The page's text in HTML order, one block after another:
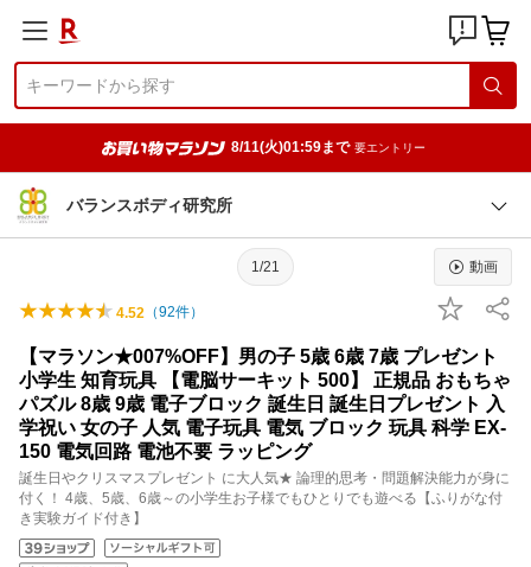
8/11(火)01:59まで 要エントリー
バランスボディ研究所
1/21 動画
4.52 （92件）
【マラソン★007%OFF】男の子 5歳 6歳 7歳 プレゼント
小学生 知育玩具 【電脳サーキット 500】 正規品 おもちゃ
パズル 8歳 9歳 電子ブロック 誕生日 誕生日プレゼント 入
学祝い 女の子 人気 電子玩具 電気 ブロック 玩具 科学 EX-
150 電気回路 電池不要 ラッピング
誕生日やクリスマスプレゼント に大人気★ 論理的思考・問題解決能力が身に
付く！ 4歳、5歳、6歳～の小学生お子様でもひとりでも遊べる【ふりがな付
き実験ガイド付き】